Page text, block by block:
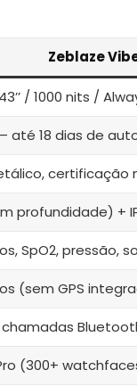
Zeblaze
/ 1000 nits /
até 18 dias de
certificação
profundidade) +
SpO2, pressão,
(sem GPS
(300+